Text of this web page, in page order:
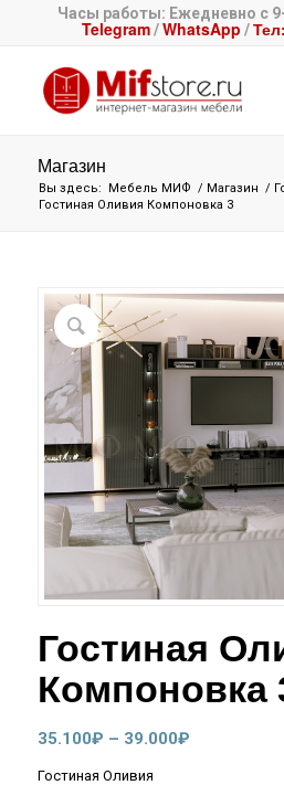
Часы работы: Ежедневно с
Telegram/WhatsApp /
Магазин
Вы здесь: Мебель МИФ / Магазин /
Гостиная Оливия Компоновка 3
Гостиная
Компоновка
35.100₽ – 39.000₽Диапазон
Гостиная Оливия